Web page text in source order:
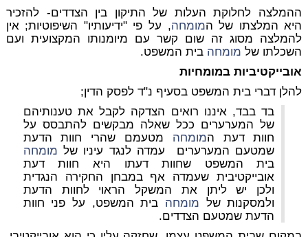
ההמלצה לחלוקת העלות של התיקון בין הצדדים- להזכיר
היא המלצתו של המומחה, על פי "ידיעותיו" השיפוטיות; אין
להמלצה מסוג זה שום קשר עם מיומנותו המקצועית ועם
השכלתו של מומחה בית המשפט.
אובייקטיביות במומחיות
להלן דברי בית המשפט בסעיף נ"ד לפסק הדין;
בד בבד, איננו רואים הצדקה לקבל את טענותיהם
של המערערים ככל שאלה מבקשים להתבסס על
חוות דעת המומחה מטעמם שהרי חוות הדעת
שמטעם המערערים עמדה לנגד עיניו של מומחה
בית המשפט שחוות דעתו היא חוות דעת
אובייקטיבית שעמדה אף במבחן החקירה הנגדית
ולכן יש ליתן את המשקל הראוי לחוות הדעת
ולמסקנות של מומחה בית המשפט, על פני חוות
הדעת שמטעם הצדדים.